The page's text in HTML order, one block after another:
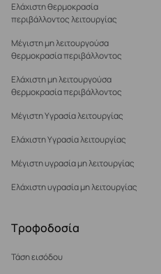
Ελάχιστη θερμοκρασία
περιβάλλοντος λειτουργίας
Μέγιστη μη λειτουργούσα
θερμοκρασία περιβάλλοντος
Ελάχιστη μη λειτουργούσα
θερμοκρασία περιβάλλοντος
Μέγιστη Υγρασία λειτουργίας
Ελάχιστη Υγρασία λειτουργίας
Μέγιστη υγρασία μη λειτουργίας
Ελάχιστη υγρασία μη λειτουργίας
Τροφοδοσία
Τάση εισόδου